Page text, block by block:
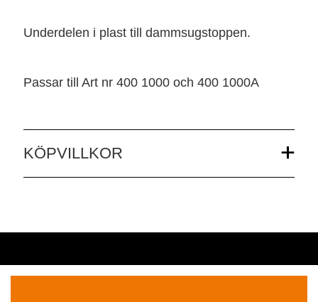
Underdelen i plast till dammsugstoppen.
Passar till Art nr 400 1000 och 400 1000A
KÖPVILLKOR